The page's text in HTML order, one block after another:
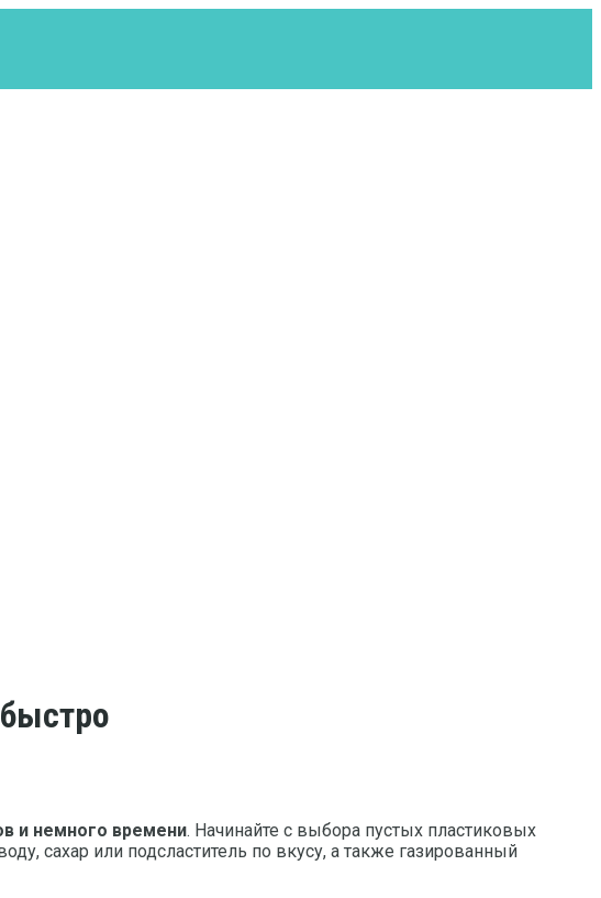
и немного времени. Начинайте с выбора пустых пластиковых
сахар или подсластитель по вкусу, а также газированный